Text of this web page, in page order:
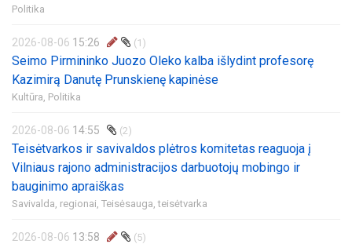
Politika
2026-08-06 15:26 (1)
Seimo Pirmininko Juozo Oleko kalba išlydint profesorę
Kazimirą Danutę Prunskienę kapinėse
Kultūra, Politika
2026-08-06 14:55 (2)
Teisėtvarkos ir savivaldos plėtros komitetas reaguoja į
Vilniaus rajono administracijos darbuotojų mobingo ir
bauginimo apraiškas
Savivalda, regionai, Teisėsauga, teisėtvarka
2026-08-06 13:58 (5)